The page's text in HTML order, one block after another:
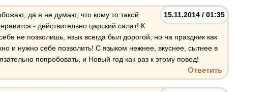
15.11.2014 / 01:35
да я не думаю, что кому то такой
- действительно царский салат! К
не позволишь, язык всегда был дорогой, но на праздник как
и нужно себе позволить! С языком нежнее, вкуснее, сытнее в
попробовать, и Новый год как раз к этому повод!
Ответить